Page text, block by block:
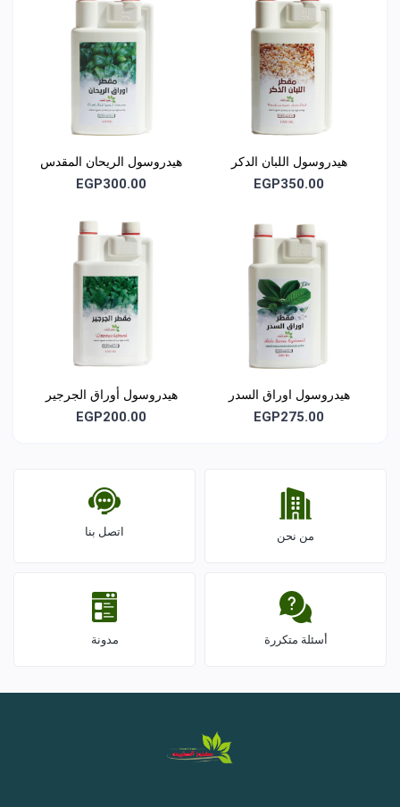
هيدروسول اللبان الدكر
EGP350.00
هيدروسول الريحان المقدس
العضوي
EGP300.00
هيدروسول اوراق السدر
EGP275.00
هيدروسول أوراق الجرجير
العضوي
EGP200.00
من نحن اتصل بنا
أسئلة متكررة مدونة